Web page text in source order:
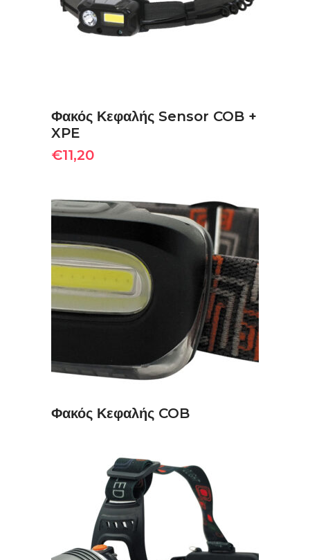
Φακός Κεφαλής Sensor COB +
XPE
€11,20
ΔΙΑΒΆΣΤΕ ΠΕΡΙΣΣΌΤΕΡΑ
Φακός Κεφαλής COB
ΠΡΟΣΘΉΚΗ ΣΤΟ ΚΑΛΆΘΙ